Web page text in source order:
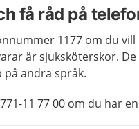
få råd på
1177 om du
är sjuksköterskor.
på andra språk.
771-11 77 00 om du har